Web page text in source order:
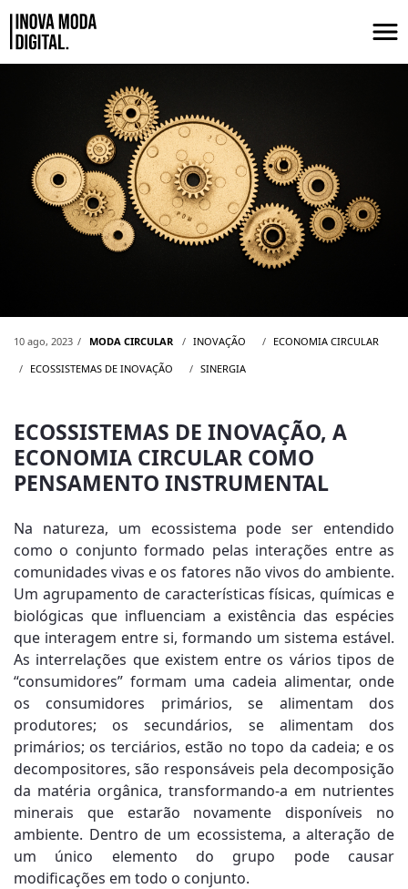
Pular para o Conteúdo principal
ECOSSISTEMAS DE INOVAÇÃO, A
10 ago, 2023 MODA CIRCULAR INOVAÇÃO
ECONOMIA CIRCULAR
ECOSSISTEMAS DE INOVAÇÃO
SINERGIA
ECOSSISTEMAS DE INOVAÇÃO, A
ECONOMIA CIRCULAR COMO
PENSAMENTO INSTRUMENTAL
Na natureza, um ecossistema pode ser entendido
como o conjunto formado pelas interações entre as
comunidades vivas e os fatores não vivos do ambiente.
Um agrupamento de características físicas, químicas e
biológicas que influenciam a existência das espécies
que interagem entre si, formando um sistema estável.
As interrelações que existem entre os vários tipos de
“consumidores” formam uma cadeia alimentar, onde
os consumidores primários, se alimentam dos
produtores; os secundários, se alimentam dos
primários; os terciários, estão no topo da cadeia; e os
decompositores, são responsáveis pela decomposição
da matéria orgânica, transformando-a em nutrientes
minerais que estarão novamente disponíveis no
ambiente. Dentro de um ecossistema, a alteração de
um único elemento do grupo pode causar
modificações em todo o conjunto.